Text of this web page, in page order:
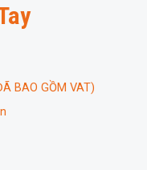
BAO GỒM VAT)